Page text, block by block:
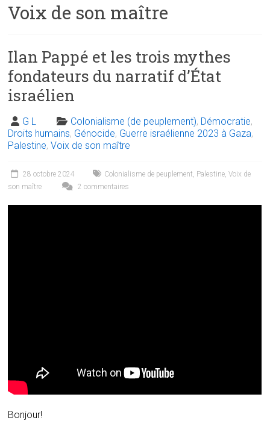
Voix de son maître
Ilan Pappé et les trois mythes
fondateurs du narratif d’État
israélien
G L Colonialisme (de peuplement), Démocratie,
Droits humains, Génocide, Guerre israélienne 2023 à Gaza,
Palestine,Voix de son maître
28 octobre 2024 Colonialisme de peuplement, Palestine,Voix de
son maître
2 commentaires
Bonjour!